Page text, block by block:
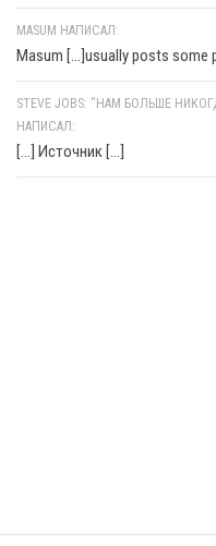
MASUM НАПИСАЛ:
Masum [...]usually posts
STEVE JOBS: “НАМ БОЛЬШЕ
НАПИСАЛ:
[…] Источник […]